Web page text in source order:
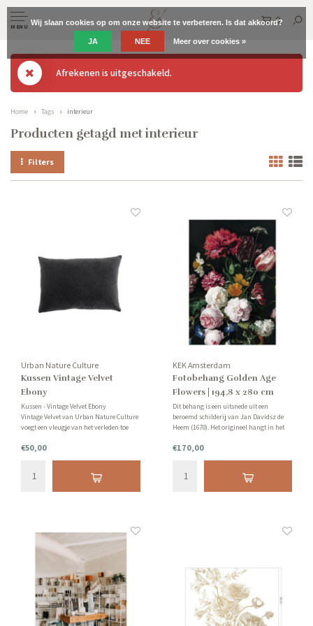
MENU
0
Afrekenen is uitgeschakeld.
Home Tags interieur
Producten getagd met interieur
Filters
Urban Nature Culture
Kussen Vintage Velvet
Ebony
Kussen - Vintage Velvet Ebony
Vintage Velvet van Urban Nature Culture
voegt een vleugje van het verleden toe
opmerkelijk en uniek kussen, gemaakt
van getransformeerd fluweel, dat een
€50,00
KEK Amsterdam
Fotobehang Golden Age
Flowers | 194,8 x 280 cm
Dit behang is een uitsnede uit een
beroemd schilderij van Jan Davidsz de
Heem (1670). Het origineel hangt in het
Tip: vraag van te voren een staal bij ons
Let op: behang kan niet geretourneerd
€170,00
Wij slaan cookies op om onze website te verbeteren. Is dat akkoord?
JA NEE Meer over cookies »